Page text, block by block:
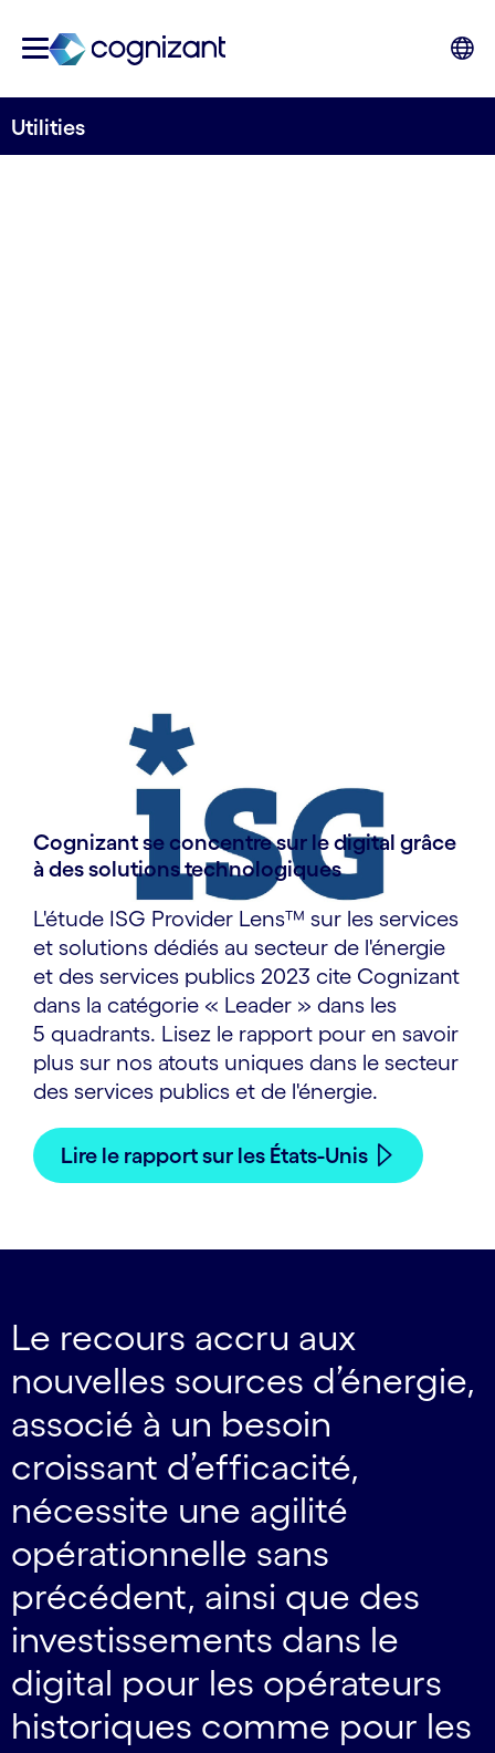
Utilities
Cognizant se concentre sur le digital grâce
à des solutions technologiques
L'étude ISG Provider Lens™ sur les services
et solutions dédiés au secteur de l'énergie
et des services publics 2023 cite Cognizant
dans la catégorie « Leader » dans les
5 quadrants. Lisez le rapport pour en savoir
plus sur nos atouts uniques dans le secteur
des services publics et de l'énergie.
Lire le rapport sur les États-Unis
Le recours accru aux
nouvelles sources d’énergie,
associé à un besoin
croissant d’efficacité,
nécessite une agilité
opérationnelle sans
précédent, ainsi que des
investissements dans le
digital pour les opérateurs
historiques comme pour les